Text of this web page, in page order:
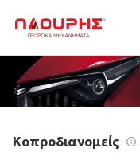
Κοπροδιανομείς